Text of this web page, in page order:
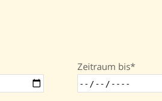
Zeitraum bis